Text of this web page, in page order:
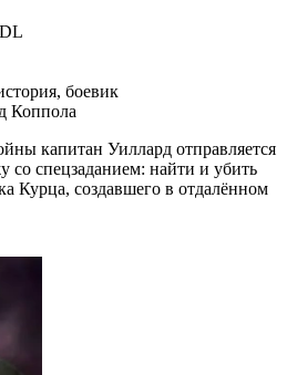
боевик
Коппола
капитан Уиллард отправляется
со спецзаданием: найти и убить
Курца, создавшего в отдалённом